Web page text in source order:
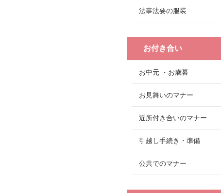
法事法要の服装
お付き合い
お中元 ・お歳暮
お見舞いのマナー
近所付き合いのマナー
引越し手続き・準備
公共でのマナー